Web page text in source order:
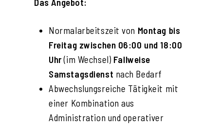
Normalarbeitszeit von Montag bis
Freitag zwischen 06:00 und 18:00
Uhr(im Wechsel) Fallweise
Samstagsdienst nach Bedarf
Abwechslungsreiche Tätigkeit mit
einer Kombination aus
Administration und operativer